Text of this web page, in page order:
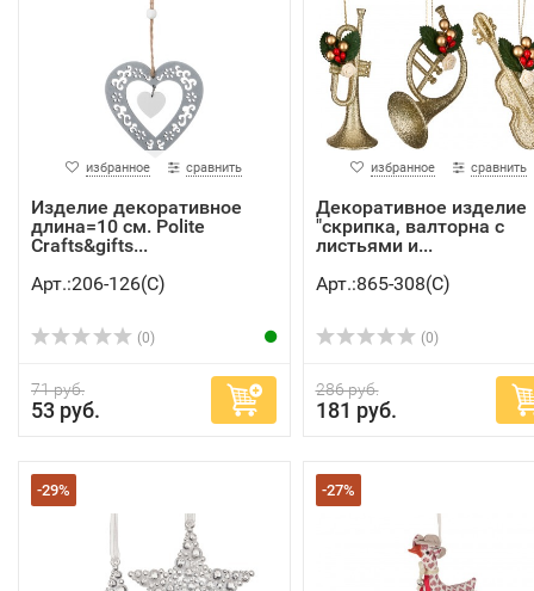
избранное сравнить
Изделие декоративное
длина=10 см. Polite
Crafts&gifts...
Арт.:206-126(C)
(0)
71 руб.
53 руб.
избранное сравнить
Декоративное изделие
"скрипка, валторна с
листьями и...
Арт.:865-308(C)
(0)
286 руб.
181 руб.
-29% -27%